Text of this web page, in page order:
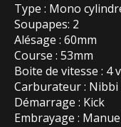
Type : Mono
Soupapes: 2
Alésage : 60mm
Course : 53mm
Boite de vitesse : 4
Carburateur : Nibbi
Démarrage : Kick
Embrayage :